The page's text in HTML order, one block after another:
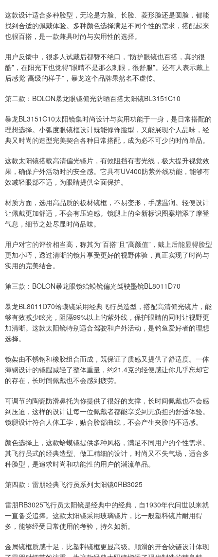
这款设计适合多种脸型，无论是方脸、长脸、菱形脸还是圆脸，都能
找到合适的佩戴体验。多种颜色选择满足不同个性的需求，搭配起来
也很百搭，是一款兼具时尚与实用性的选择。
用户反馈中，很多人试戴后都赞不绝口，“防护眼镜也百搭，真的很
酷”，在阳光下也觉得”眼睛不是那么刺眼，很舒服”。还有人表示戴上
后感觉”高级的样子”，暴龙这个品牌果然名不虚传。
第二款：BOLON暴龙眼镜偏光防晒百搭太阳镜BL3151C10
暴龙BL3151C10太阳镜集时尚设计与实用功能于一身，是日常搭配的
理想选择。小弧度眼镜框设计既能修饰脸型，又能展现个人品味，经
典又时尚的造型完美契合各种日常搭配，成为必不可少的时尚单品。
这款太阳镜搭载高清偏光镜片，有效阻挡有害光线，极大提升视觉效
果，确保户外活动时的安全感。它具有UV400防紫外线功能，能够有
效减轻眼部不适，为眼睛提供全面保护。
材质方面，选用高品质的板材镜框，不易变形，手感温润。轻便设计
让佩戴更加舒适，不会有压迫感。镜腿上的全新标识图案增添了摩登
气息，细节之处尽显时尚品味。
用户对它的评价相当高，称其为”百搭”且”高颜值”，戴上后能显得脸型
更加小巧，透过清晰的镜片享受更好的视野体验，真正实现了时尚与
实用的完美结合。
第三款：BOLON暴龙眼镜蛤蟆镜偏光驾驶墨镜BL8011D70
暴龙BL8011D70蛤蟆镜采用经典飞行员造型，搭配高清偏光镜片，能
够有效减少眩光，阻隔99%以上的紫外线，保护眼睛的同时让视野更
加清晰。这款太阳镜特别适合驾驶和户外活动，是钓鱼爱好者的理想
选择。
镜架由不锈钢和橡胶组合而成，既保证了质感又提供了舒适度。一体
薄钢设计的镜腿减轻了整体重量，约21.4克的轻便感让你几乎忘却它
的存在，长时间佩戴也不会感到疲劳。
可调节的陶瓷防滑鼻托为你提供了很好的支撑，长时间佩戴也不会感
到压迫，这样的设计让每一位佩戴者都能享受到无负担的舒适体验。
镜腿设计符合人体工学，贴合脸部曲线，不会产生夹脸的不适感。
颜色选择上，这款蛤蟆镜提供多种风格，满足不同用户的个性需求。
其飞行员式的经典造型、做工精细的设计，时尚又不失气场，适合多
种脸型，是追求时尚和功能性的用户的潮流单品。
第四款：雷朋经典飞行员系列太阳镜0RB3025
雷朋RB3025飞行员太阳镜是经典中的经典，自1930年代问世以来就
一直备受追捧。这款太阳镜采用玻璃镜片，比一般塑料镜片耐用得
多，能够经受日常使用的考验，持久如新。
金属镜框质感十足，比塑料镜框更显高级。顺滑的开合铰链设计体现